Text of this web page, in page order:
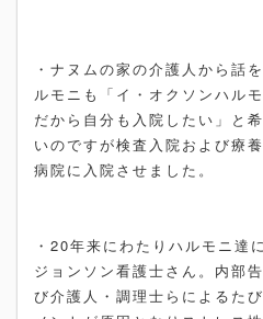
・ナヌムの家の介護人から話
ルモニも「イ・オクソンハル
だから自分も入院したい」と
いのですが検査入院および療
病院に入院させました。
・20年来にわたりハルモニ達
ジョンソン看護士さん。内部
び介護人・調理士らによるた